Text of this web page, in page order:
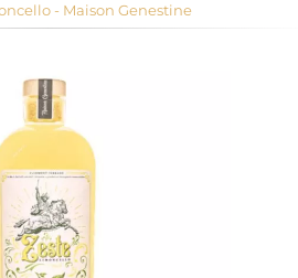
- Maison Genestine